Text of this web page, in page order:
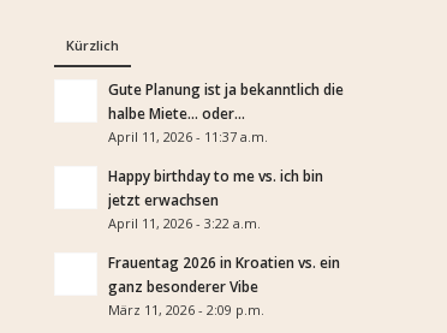
Kürzlich
Gute Planung ist ja bekanntlich die
halbe Miete… oder...
April 11, 2026 - 11:37 a.m.
Happy birthday to me vs. ich bin
jetzt erwachsen
April 11, 2026 - 3:22 a.m.
Frauentag 2026 in Kroatien vs. ein
ganz besonderer Vibe
März 11, 2026 - 2:09 p.m.